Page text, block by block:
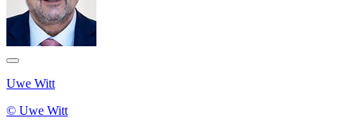
Uwe Witt
© Uwe Witt